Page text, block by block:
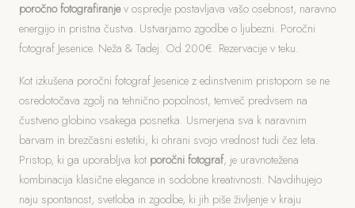
poročno fotografiranjev ospredje postavljava vašo osebnost, naravno
energijo in pristna čustva. Ustvarjamo zgodbe o ljubezni. Poročni
fotograf Jesenice. Neža & Tadej. Od 200€. Rezervacije v teku.
Kot izkušena poročni fotograf Jesenice z edinstvenim pristopom se ne
osredotočava zgolj na tehnično popolnost, temveč predvsem na
čustveno globino vsakega posnetka. Usmerjena sva k naravnim
barvam in brezčasni estetiki, ki ohrani svojo vrednost tudi čez leta.
Pristop, ki ga uporabljva kot poročni fotograf, je uravnotežena
kombinacija klasične elegance in sodobne kreativnosti. Navdihujejo
naju spontanost, svetloba in zgodbe, ki jih piše življenje v kraju